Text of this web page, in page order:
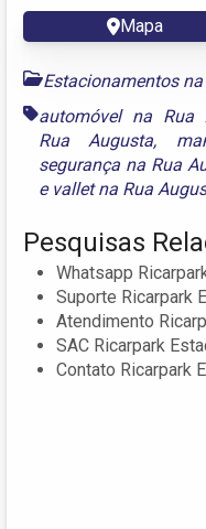
Mapa
Estacionamentos
automóvel na Rua
Rua Augusta,
segurança na Rua
e vallet na Rua
Pesquisas
Whatsapp
Suporte Ricarpark
Atendimento
SAC Ricarpark
Contato Ricarpark